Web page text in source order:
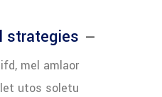
mel amlaor
utos soletu